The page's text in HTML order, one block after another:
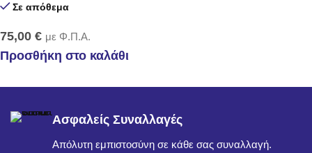
Σε απόθεμα
75,00 € με Φ.Π.Α.
Προσθήκη στο καλάθι
Ασφαλείς Συναλλαγές
Απόλυτη εμπιστοσύνη σε κάθε σας συναλλαγή.